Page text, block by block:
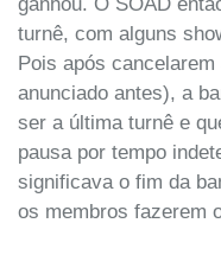
turnê, com alguns
Pois após
anunciado antes), a
ser a última turnê e
pausa por tempo
significava o fim da
os membros fazerem